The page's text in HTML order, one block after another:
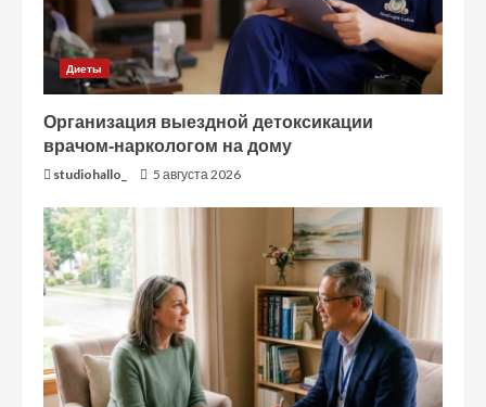
Диеты
Организация выездной детоксикации
врачом-наркологом на дому
studiohallo_ 5 августа 2026